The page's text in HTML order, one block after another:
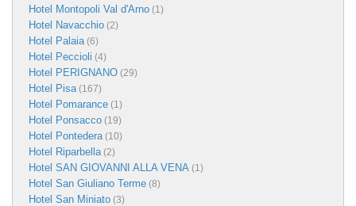
Hotel Montopoli Val d'Arno (1)
Hotel Navacchio (2)
Hotel Palaia(6)
Hotel Peccioli (4)
Hotel PERIGNANO (29)
Hotel Pisa(167)
Hotel Pomarance (1)
Hotel Ponsacco (19)
Hotel Pontedera(10)
Hotel Riparbella(2)
Hotel SAN GIOVANNI ALLA VENA (1)
Hotel San Giuliano Terme (8)
Hotel San Miniato (3)